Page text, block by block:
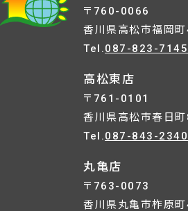
〒760-0066
香川県高松市福岡
Tel.087-823-7145
高松東店
〒761-0101
香川県高松市春日
Tel.087-843-2340
丸亀店
〒763-0073
香川県丸亀市柞原